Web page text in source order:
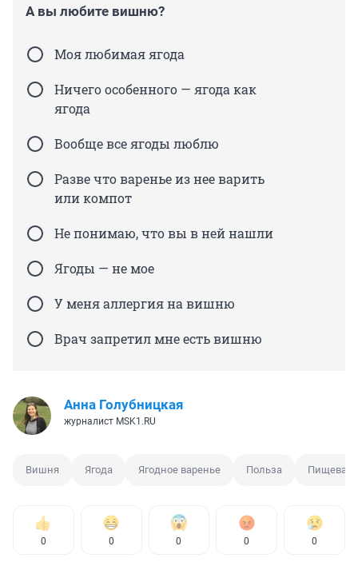
А вы любите вишню?
Моя любимая ягода
Ничего особенного — ягода как
ягода
Вообще все ягоды люблю
Разве что варенье из нее варить
или компот
Не понимаю, что вы в ней нашли
Ягоды — не мое
У меня аллергия на вишню
Врач запретил мне есть вишню
Анна Голубницкая
журналист MSK1.RU
Вишня Ягода Ягодное варенье Польза Пищевая
0 0 0 0 0